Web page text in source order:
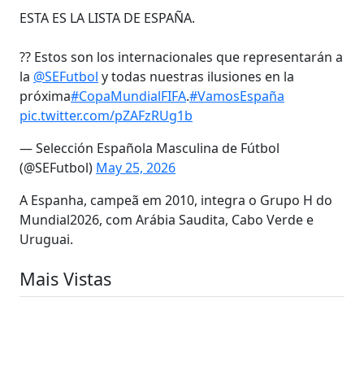
ESTA ES LA LISTA DE ESPAÑA.
?? Estos son los internacionales que representarán a
la @SEFutbol y todas nuestras ilusiones en la
próxima#CopaMundialFIFA.#VamosEspaña
pic.twitter.com/pZAFzRUg1b
— Selección Española Masculina de Fútbol
(@SEFutbol) May 25, 2026
A Espanha, campeã em 2010, integra o Grupo H do
Mundial2026, com Arábia Saudita, Cabo Verde e
Uruguai.
Mais Vistas